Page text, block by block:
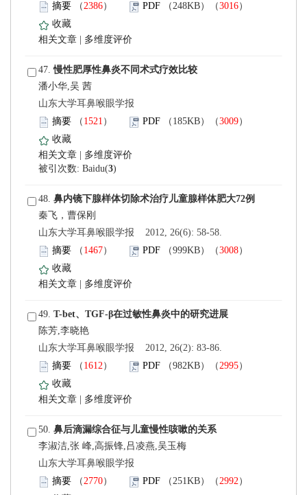
）
）
47.
潘小华,吴 茜
山东大学耳鼻喉眼学报
）
）
)
48.
山东大学耳鼻喉眼学报 2012, 26(6): 58-58.
）
）
49.
山东大学耳鼻喉眼学报 2012, 26(2): 83-86.
）
）
50.
李淑洁,张 峰,高振锋,吕凌燕,吴玉梅
山东大学耳鼻喉眼学报
）
）